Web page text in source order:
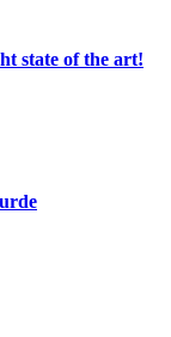
state of the art!